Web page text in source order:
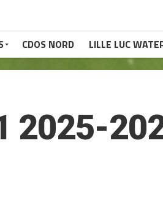
CDOS NORD LILLE LUC
2025-